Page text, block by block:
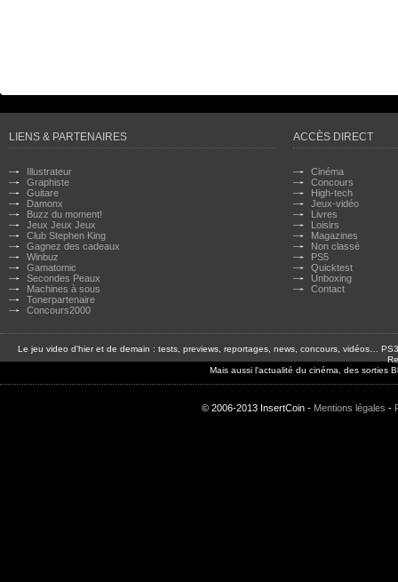
LIENS & PARTENAIRES
Illustrateur
Graphiste
Guitare
Damonx
Buzz du moment!
Jeux Jeux Jeux
Club Stephen King
Gagnez des cadeaux
Winbuz
Gamatomic
Secondes Peaux
Machines à sous
Tonerpartenaire
Concours2000
ACCÈS DIRECT
Cinéma
Concours
High-tech
Jeux-vidéo
Livres
Loisirs
Magazines
Non classé
PS5
Quicktest
Unboxing
Contact
Le jeu video d'hier et de demain : tests, previews, reportages, news, concours, vidéos…
Mais aussi l'actualité du cinéma, des sorties
© 2006-2013 InsertCoin - Mentions légales -